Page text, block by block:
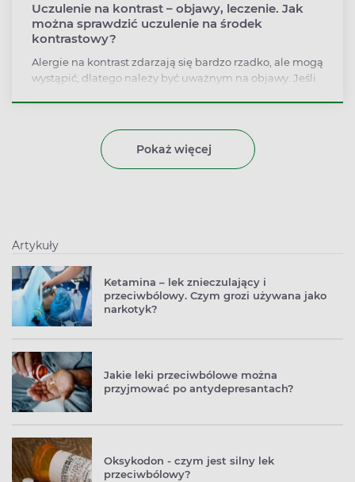
Uczulenie na kontrast – objawy, leczenie. Jak
można sprawdzić uczulenie na środek
kontrastowy?
Alergie na kontrast zdarzają się bardzo rzadko, ale mogą
wystąpić, dlatego należy być uważnym na objawy. Jeśli
podaniu środka kontrastowego.
Pokaż więcej
Artykuły
Ketamina – lek znieczulający i
przeciwbólowy. Czym grozi używana jako
narkotyk?
Jakie leki przeciwbólowe można
przyjmować po antydepresantach?
Oksykodon - czym jest silny lek
przeciwbólowy?